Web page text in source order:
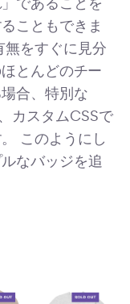
こともできま
無をすぐに見分
とんどのチー
合、特別な
カスタムCSSで
このようにし
なバッジを追